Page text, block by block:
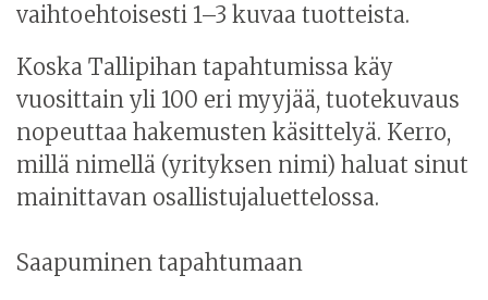
vaihtoehtoisesti 1–3 kuvaa tuotteista.
Koska Tallipihan tapahtumissa käy
vuosittain yli 100 eri myyjää, tuotekuvaus
nopeuttaa hakemusten käsittelyä. Kerro,
millä nimellä (yrityksen nimi) haluat sinut
mainittavan osallistujaluettelossa.
Saapuminen tapahtumaan